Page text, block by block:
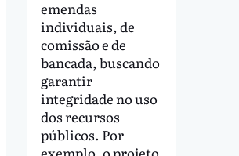
emendas
individuais, de
comissão e de
bancada, buscando
garantir
integridade no uso
dos recursos
públicos. Por